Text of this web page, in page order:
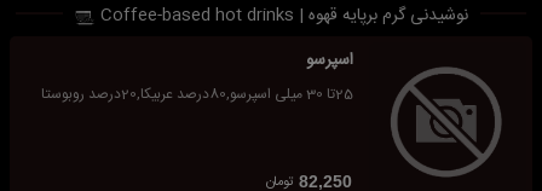
نوشیدنی گرم برپایه قهوه | Coffee-based hot drinks
اسپرسو
25تا 30 میلی اسپرسو,80درصد عربیکا,20درصد روبوستا
82,250 تومان